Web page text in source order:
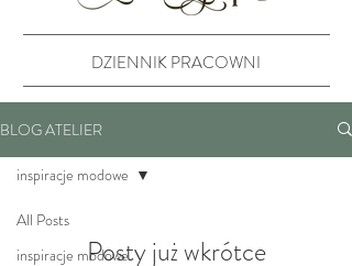
DZIENNIK PRACOWNI
BLOG ATELIER
All Posts
inspiracje modowe
inspiracje modowe
Posty już wkrótce